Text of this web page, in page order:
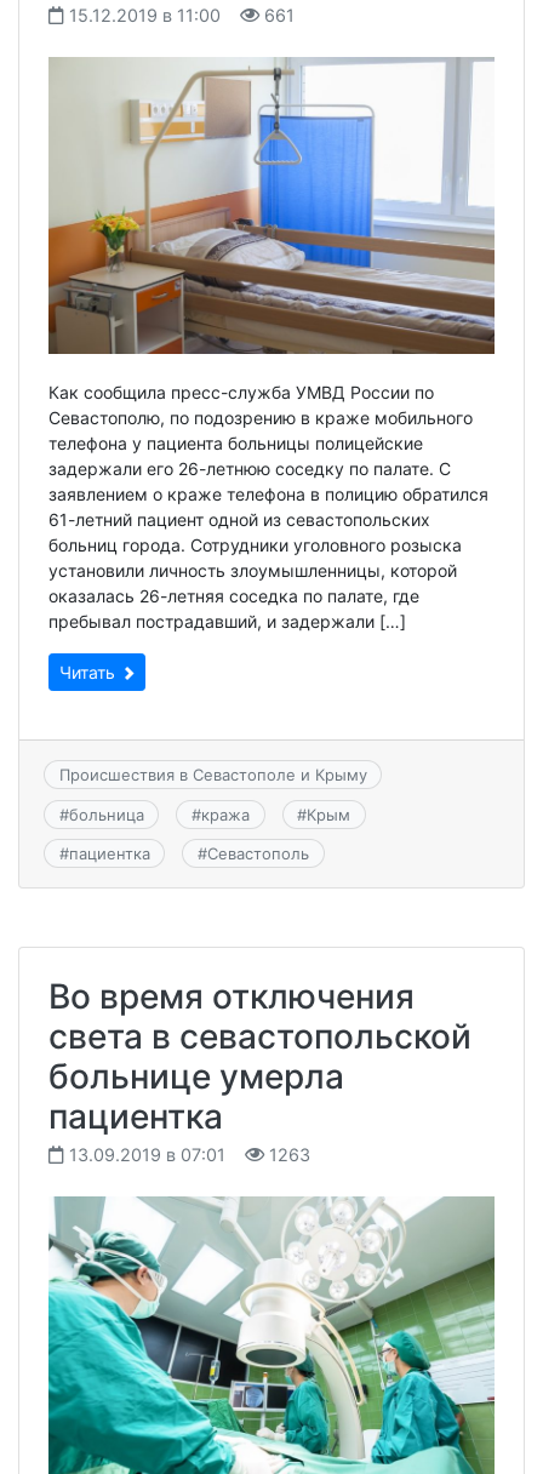
15.12.2019 в 11:00 661
Как сообщила пресс-служба УМВД России по
Севастополю, по подозрению в краже мобильного
телефона у пациента больницы полицейские
задержали его 26-летнюю соседку по палате. С
заявлением о краже телефона в полицию обратился
61-летний пациент одной из севастопольских
больниц города. Сотрудники уголовного розыска
установили личность злоумышленницы, которой
оказалась 26-летняя соседка по палате, где
пребывал пострадавший, и задержали […]
Читать
Происшествия в Севастополе и Крыму
#больница #кража #Крым
#пациентка #Севастополь
Во время отключения
света в севастопольской
больнице умерла
пациентка
13.09.2019 в 07:01 1263